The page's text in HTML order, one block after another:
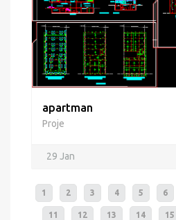
apartman
Proje
29 Jan
1 2 3 4 5 6
11 12 13 14 15